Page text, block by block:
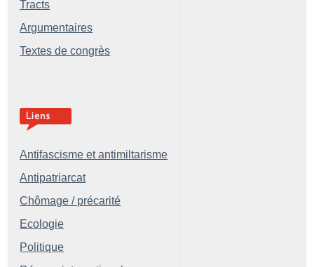
Tracts
Argumentaires
Textes de congrès
Antifascisme et antimiltarisme
Antipatriarcat
Chômage / précarité
Ecologie
Politique